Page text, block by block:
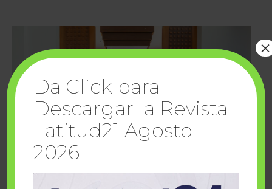
Da Click para
Descargar la Revista
Latitud21 Agosto
2026
×